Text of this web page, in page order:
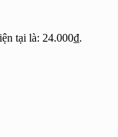
tại là: 24.000₫.